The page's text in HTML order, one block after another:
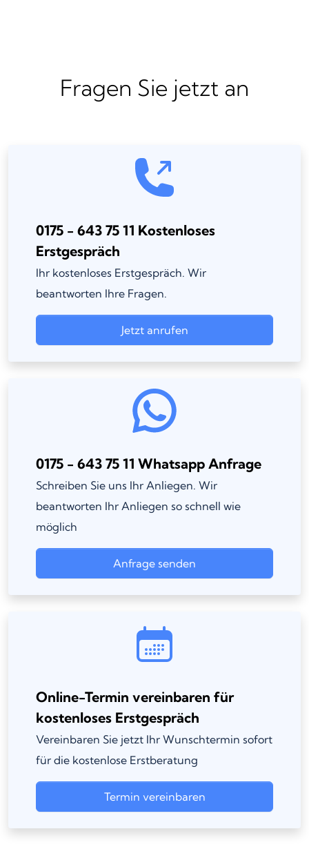
Fragen Sie jetzt an
0175 - 643 75 11 Kostenloses
Erstgespräch
Ihr kostenloses Erstgespräch. Wir
beantworten Ihre Fragen.
Jetzt anrufen
0175 - 643 75 11 Whatsapp Anfrage
Schreiben Sie uns Ihr Anliegen. Wir
beantworten Ihr Anliegen so schnell wie
möglich
Anfrage senden
Online-Termin vereinbaren für
kostenloses Erstgespräch
Vereinbaren Sie jetzt Ihr Wunschtermin sofort
für die kostenlose Erstberatung
Termin vereinbaren